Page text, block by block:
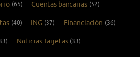
(65) Cuentas bancarias (52)
(40) ING (37) Financiación (36)
Noticias Tarjetas (33)